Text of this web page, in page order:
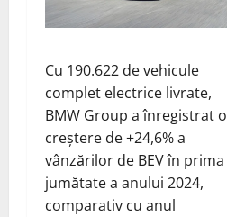
Cu 190.622 de vehicule
complet electrice livrate,
BMW Group aînregistrat o
creștere de +24,6% a
vânzărilor de BEV în prima
jumătate a anului 2024,
comparativ cu anul